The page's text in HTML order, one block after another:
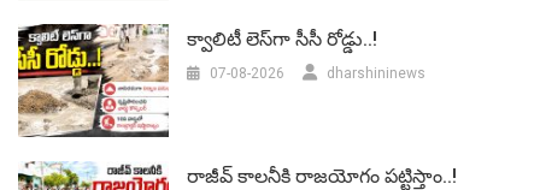
క్వాలిటీ లెస్‌గా సీసీ రోడ్డు..!
07-08-2026 dharshininews
రాజీవ్ కాలనీకి రాజయోగం పట్టిస్తాం..!